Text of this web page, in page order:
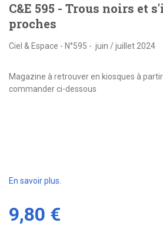
C&E 595 - Trous noirs et
proches
Ciel & Espace - N°595 - juin / juillet 2024
Magazine à retrouver en kiosques à
commander ci-dessous
En savoir plus.
9,80 €